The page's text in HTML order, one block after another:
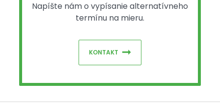
Napíšte nám o vypísanie alternatívneho
termínu na mieru.
KONTAKT